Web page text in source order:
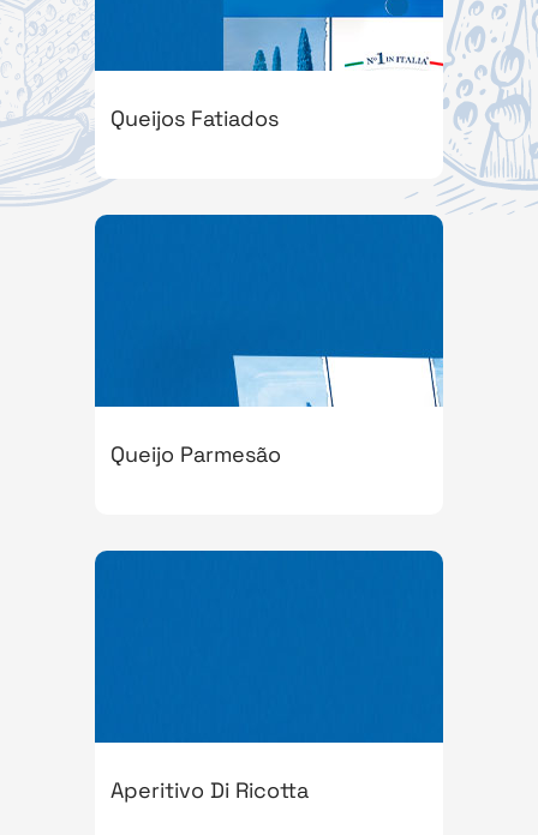
Queijos Fatiados
Queijo Parmesão
Aperitivo Di Ricotta